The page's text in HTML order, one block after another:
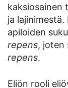
kaksiosainen
ja lajinimestä.
apiloiden
repens, joten
repens.
Eliön rooli